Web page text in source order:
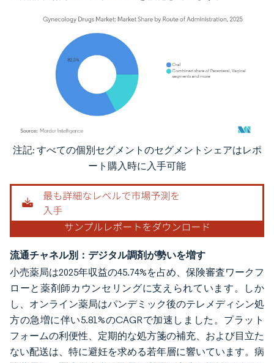
画像 © Mordor Intelligence。再利用にはCC BY 4.0の表示が必要です。
注記: すべての個別セグメントのセグメントシェアはレポ
ート購入時に入手可能
流通チャネル別：デジタル調剤が勢いを増す
小売薬局は2025年収益の45.74%を占め、保険審査ワークフ
ローと薬剤師カウンセリングに支えられています。しか
し、オンライン薬局はパンデミック後のテレメディシン処
方の急増に伴い5.81%のCAGRで加速しました。プラット
フォームの利便性、定期的な処方箋の補充、および目立た
ない配送は、特に避妊を求める若年層に響いています。病